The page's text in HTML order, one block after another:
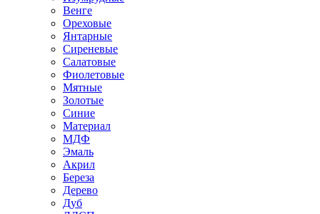
Венге
Ореховые
Янтарные
Сиреневые
Салатовые
Фиолетовые
Мятные
Золотые
Синие
Материал
МДФ
Эмаль
Акрил
Береза
Дерево
Дуб